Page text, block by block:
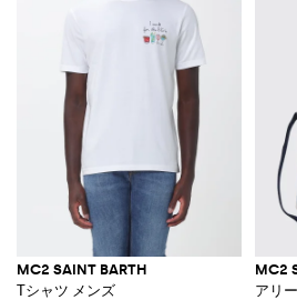
MC2 SAINT BARTH
Tシャツ メンズ
MC2
アリ